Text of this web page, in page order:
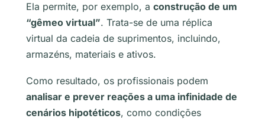
Ela permite, por exemplo, a construção de um
“gêmeo virtual”. Trata-se de uma réplica
virtual da cadeia de suprimentos, incluindo,
armazéns, materiais e ativos.
Como resultado, os profissionais podem
analisar e prever reações a uma infinidade de
cenários hipotéticos, como condições